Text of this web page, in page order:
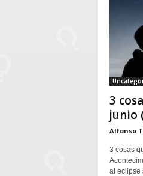
3
junio
Alfonso
3 cosas
al eclipse